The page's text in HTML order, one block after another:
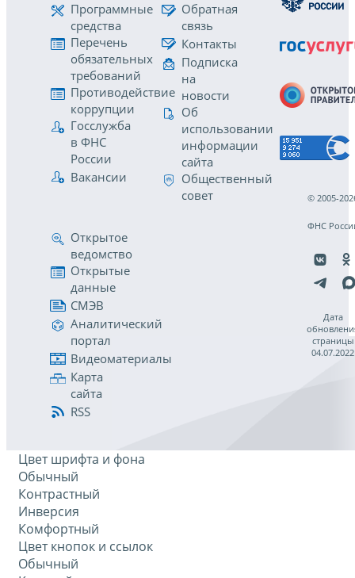
Программные
средства
Перечень
обязательных
требований
Противодействие
коррупции
Госслужба
в ФНС
России
Вакансии
Обратная
связь
Контакты
Подписка
на
новости
Об
использовании
информации
сайта
Общественный
совет
Открытое
ведомство
Открытые
данные
СМЭВ
Аналитический
портал
Видеоматериалы
Карта
сайта
RSS
© 2005-
ФНС
Дата
страницы
04.07.2022
Цвет шрифта и фона
Обычный
Контрастный
Инверсия
Комфортный
Цвет кнопок и ссылок
Обычный